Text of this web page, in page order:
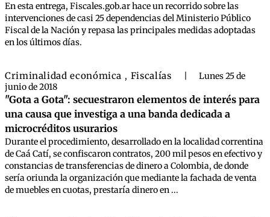
En esta entrega, Fiscales.gob.ar hace un recorrido sobre las
intervenciones de casi 25 dependencias del Ministerio Público
Fiscal de la Nación y repasa las principales medidas adoptadas
en los últimos días.
Criminalidad económica , Fiscalías
Lunes 25 de
junio de 2018
"Gota a Gota": secuestraron elementos de interés para
una causa que investiga a una banda dedicada a
microcréditos usurarios
Durante el procedimiento, desarrollado en la localidad correntina
de Caá Catí, se confiscaron contratos, 200 mil pesos en efectivo y
constancias de transferencias de dinero a Colombia, de donde
sería oriunda la organización que mediante la fachada de venta
de muebles en cuotas, prestaría dinero en ...